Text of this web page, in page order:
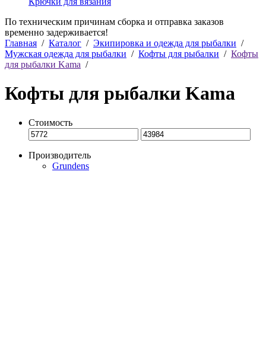
По техническим причинам сборка и отправка заказов
временно задерживается!
Главная / Каталог / Экипировка и одежда для рыбалки /
Мужская одежда для рыбалки / Кофты для рыбалки / Кофты
для рыбалки Kama /
Кофты для рыбалки Kama
Стоимость
Производитель
Grundens